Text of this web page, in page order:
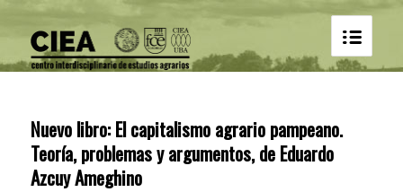
Nuevo libro: El capitalismo agrario pampeano.
Teoría, problemas y argumentos, de Eduardo
Azcuy Ameghino